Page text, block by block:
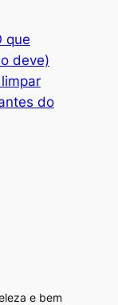
que
deve)
do
e bem